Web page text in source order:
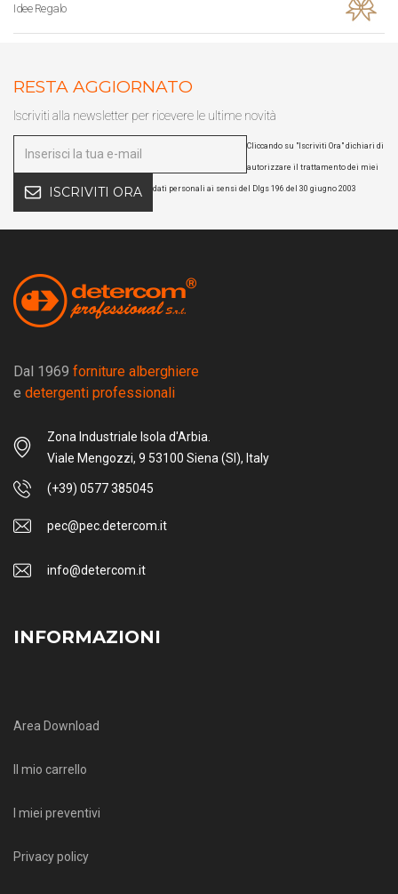
Idee Regalo
RESTA AGGIORNATO
Iscriviti alla newsletter per ricevere le ultime novità
ISCRIVITI ORA
Cliccando su "Iscriviti Ora" dichiari di
autorizzare il trattamento dei miei
dati personali ai sensi del Dlgs 196 del 30 giugno 2003
Dal 1969 forniture alberghiere
e detergenti professionali
Zona Industriale Isola d'Arbia.
Viale Mengozzi, 9 53100 Siena (SI), Italy
(+39) 0577 385045
pec@pec.detercom.it
info@detercom.it
INFORMAZIONI
Area Download
Il mio carrello
I miei preventivi
Privacy policy